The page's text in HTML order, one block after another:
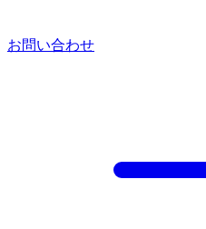
お問い合わせ